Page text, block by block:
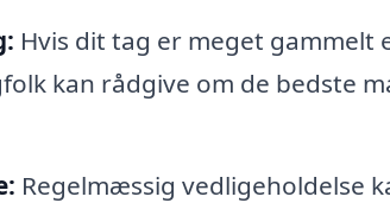
Hvis dit tag er meget
kan rådgive om de bedste
Regelmæssig vedligeholdelse